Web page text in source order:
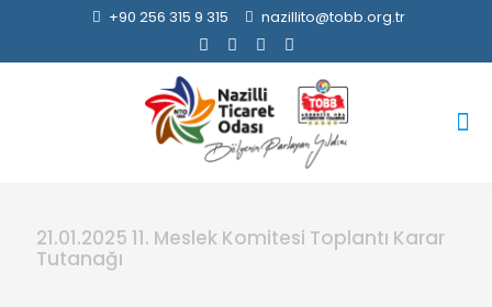
+90 256 315 9 315 nazillito@tobb.org.tr
21.01.2025 11. Meslek Komitesi Toplantı Karar
Tutanağı